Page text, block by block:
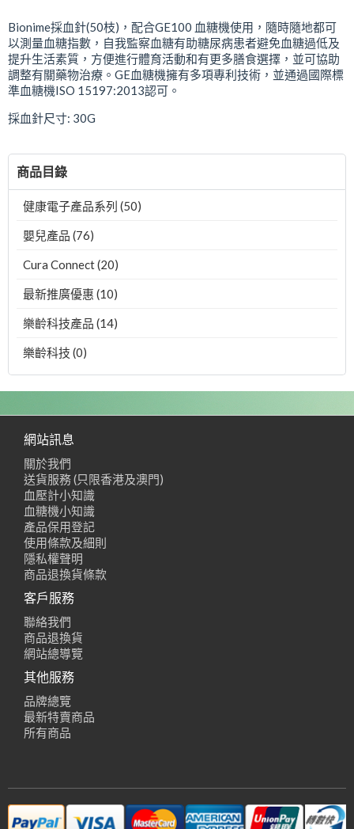
Bionime採血針(50枝)，配合GE100 血糖機使用，隨時隨地都可
以測量血糖指數，自我監察血糖有助糖尿病患者避免血糖過低及
提升生活素質，方便進行體育活動和有更多膳食選擇，並可協助
調整有關藥物治療。GE血糖機擁有多項專利技術，並通過國際標
準血糖機ISO 15197:2013認可。
採血針尺寸: 30G
商品目錄
健康電子產品系列 (50)
嬰兒產品 (76)
Cura Connect (20)
最新推廣優惠 (10)
樂齡科技產品 (14)
樂齡科技 (0)
網站訊息
關於我們
送貨服務 (只限香港及澳門)
血壓計小知識
血糖機小知識
產品保用登記
使用條款及細則
隱私權聲明
商品退換貨條款
客戶服務
聯絡我們
商品退換貨
網站總導覽
其他服務
品牌總覽
最新特賣商品
所有商品